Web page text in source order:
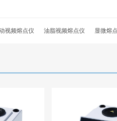
视频熔点仪 油脂视频熔点仪 显微熔